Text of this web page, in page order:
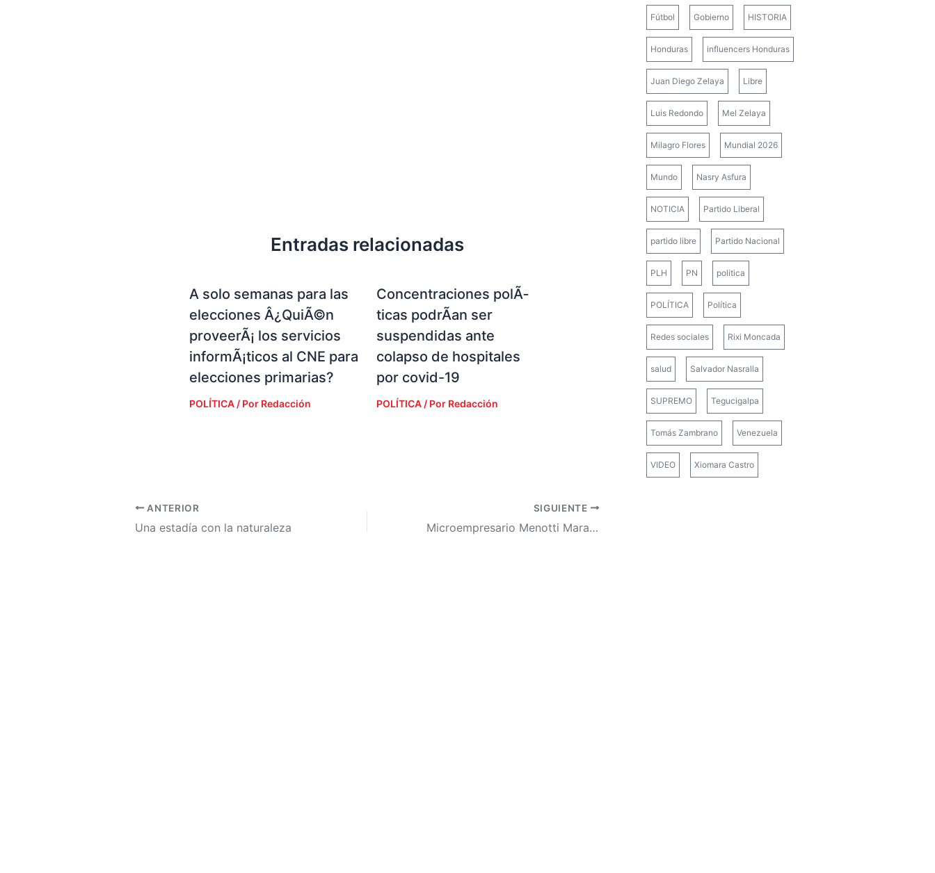
Entradas relacionadas
A solo semanas para las
elecciones Â¿QuiÃ©n
proveerÃ¡ los servicios
informÃ¡ticos al CNE para
elecciones primarias?
POLÍTICA / Por Redacción
Concentraciones polÃ­
ticas podrÃ­an ser
suspendidas ante
colapso de hospitales
por covid-19
POLÍTICA/ Por Redacción
ANTERIOR
Una estadía con la naturaleza
SIGUIENTE
Microempresario Menotti Maradiaga advierte sobre practicas pasadas de la ENEE en contratos de energía
Fútbol Gobierno HISTORIA
Honduras influencers Honduras
Juan Diego Zelaya Libre
Luis Redondo Mel Zelaya
Milagro Flores Mundial 2026
Mundo Nasry Asfura
NOTICIA Partido Liberal
partido libre Partido Nacional
PLH PN politica
POLÍTICA Política
Redes sociales Rixi Moncada
salud Salvador Nasralla
SUPREMO Tegucigalpa
Tomás Zambrano Venezuela
VIDEO Xiomara Castro